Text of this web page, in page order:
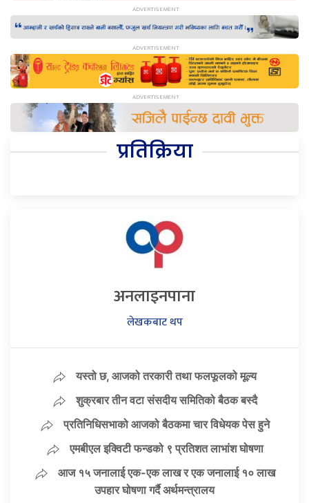
प्रतिक्रिया
अनलाइनपाना
लेखकबाट थप
यस्तो छ, आजको तरकारी तथा फलफूलको मूल्य
शुक्रबार तीन वटा संसदीय समितिको बैठक बस्दै
प्रतिनिधिसभाको आजको बैठकमा चार विधेयक पेस हुने
एमबीएल इक्विटी फन्डको ९ प्रतिशत लाभांश घोषणा
आज १५ जनालाई एक-एक लाख र एक जनालाई १० लाख
उपहार घोषणा गर्दै अर्थमन्त्रालय